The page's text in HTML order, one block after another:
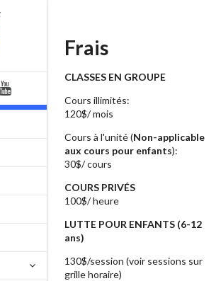
Frais
CLASSES EN GROUPE
Cours illimités:
120$/ mois
Cours à l'unité (Non-applicable
aux cours pour enfants):
30$/ cours
COURS PRIVÉS
100$/ heure
LUTTE POUR ENFANTS (6-12
ans)
130$/session (voir sessions sur
grille horaire)